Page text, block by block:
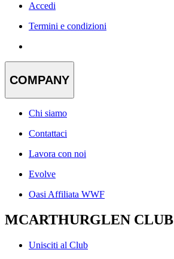
Accedi
Termini e condizioni
COMPANY
Chi siamo
Contattaci
Lavora con noi
Evolve
Oasi Affiliata WWF
MCARTHURGLEN CLUB
Unisciti al Club